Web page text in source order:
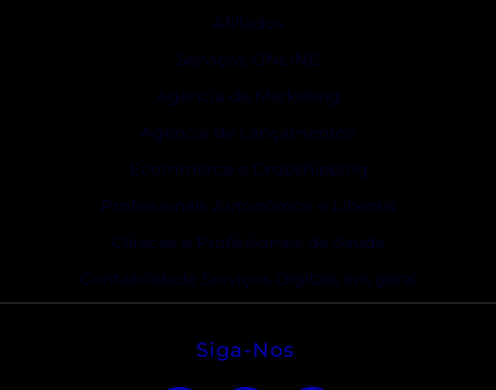
Afiliados
Serviços ONLINE
Agência de Marketing
Agência de Lançamentos
Ecommerce e Dropshipping
Profissionais Autonômos e Liberais
Clínicas e Profissionais de Saúde
Contabilidade Serviços Digitais em geral
Siga-Nos